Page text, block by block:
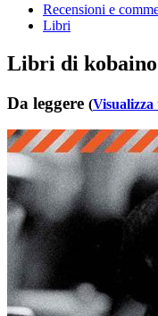
Recensioni e
Libri
Libri di kobaino
Da leggere (Visualizza